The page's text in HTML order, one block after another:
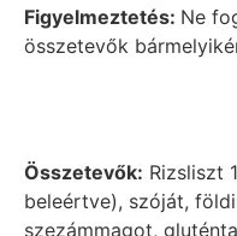
Figyelmeztetés: Ne
összetevők
Összetevők: Rizsliszt
beleértve), szóját,
szezámmagot,